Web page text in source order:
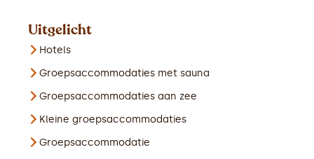
Uitgelicht
Hotels
Groepsaccommodaties met sauna
Groepsaccommodaties aan zee
Kleine groepsaccommodaties
Groepsaccommodatie